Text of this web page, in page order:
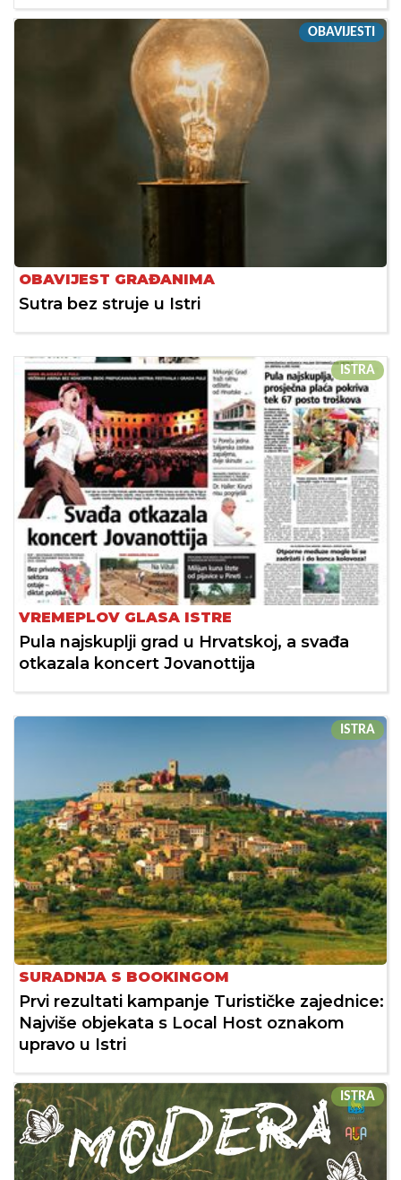
OBAVIJESTI
OBAVIJEST GRAĐANIMA
Sutra bez struje u Istri
ISTRA
VREMEPLOV GLASA ISTRE
Pula najskuplji grad u Hrvatskoj, a svađa
otkazala koncert Jovanottija
ISTRA
SURADNJA S BOOKINGOM
Prvi rezultati kampanje Turističke zajednice:
Najviše objekata s Local Host oznakom
upravo u Istri
ISTRA